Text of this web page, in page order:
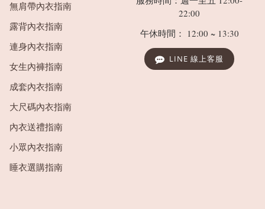
無肩帶內衣指南
露背內衣指南
連身內衣指南
女生內褲指南
成套內衣指南
大尺碼內衣指南
內衣送禮指南
小眾內衣指南
睡衣選購指南
22:00
午休時間： 12:00 ~ 13:30
LINE 線上客服